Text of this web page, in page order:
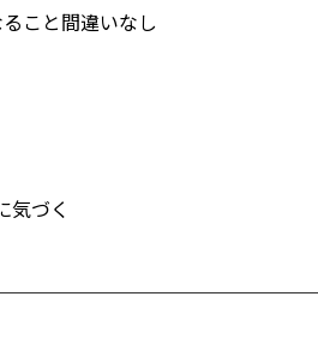
こと間違いなし
気づく